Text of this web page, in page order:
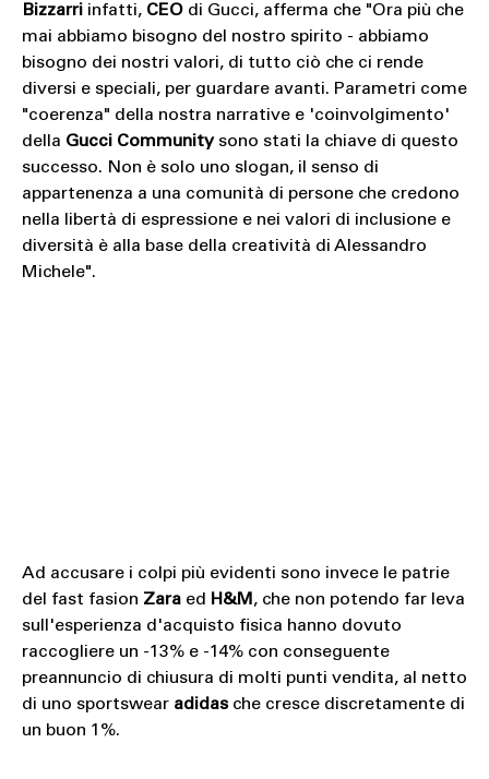
Bizzarriinfatti, CEOdi Gucci, afferma che "Ora più che
mai abbiamo bisogno del nostro spirito - abbiamo
bisogno dei nostri valori, di tutto ciò che ci rende
diversi e speciali, per guardare avanti. Parametri come
"coerenza" della nostra narrative e 'coinvolgimento'
della Gucci Communitysono stati la chiave di questo
successo. Non è solo uno slogan, il senso di
appartenenza a una comunità di persone che credono
nella libertà di espressione e nei valori di inclusione e
diversità è alla base della creatività di Alessandro
Michele".
Ad accusare i colpi più evidenti sono invece le patrie
del fast fasion Zaraed H&M , che non potendo far leva
sull'esperienza d'acquisto fisica hanno dovuto
raccogliere un -13% e -14% con conseguente
preannuncio di chiusura di molti punti vendita, al netto
di uno sportswear adidasche cresce discretamente di
un buon 1%.